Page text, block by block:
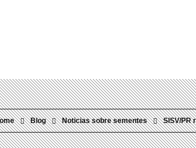
Blog Noticias sobre sementes SISV/PR